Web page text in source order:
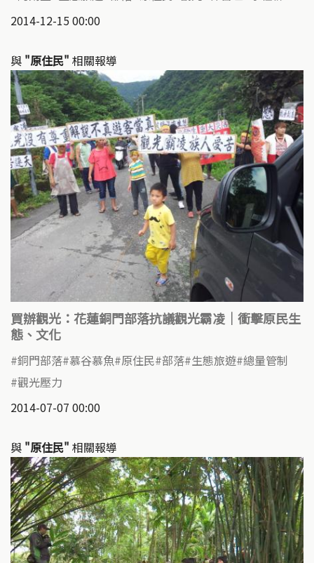
2014-12-15 00:00
與 "原住民" 相關報導
買辦觀光：花蓮銅門部落抗議觀光霸凌｜衝擊原民生
態、文化
銅門部落 慕谷慕魚 原住民 部落 生態旅遊 總量管制
觀光壓力
2014-07-07 00:00
與 "原住民" 相關報導